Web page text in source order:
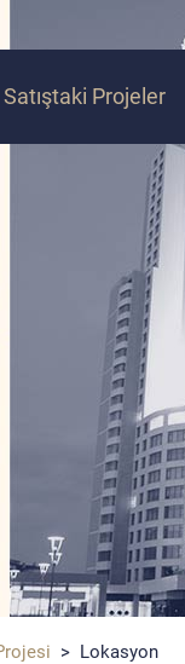
Satıştaki Projeler
> Lokasyon